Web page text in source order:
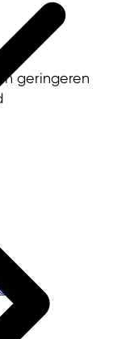
geringeren